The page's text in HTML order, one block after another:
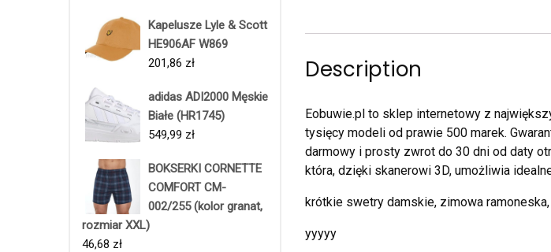
Kapelusze Lyle & Scott
HE906AF W869
201,86 zł
adidas ADI2000 Męskie
Białe (HR1745)
549,99 zł
BOKSERKI CORNETTE
COMFORT CM-
002/255 (kolor granat,
rozmiar XXL)
46,68 zł
Description
Eobuwie.pl to sklep internetowy z
tysięcy modeli od prawie 500 marek.
darmowy i prosty zwrot do 30 dni od daty
która, dzięki skanerowi 3D, umożliwia
krótkie swetry damskie, zimowa
yyyyy